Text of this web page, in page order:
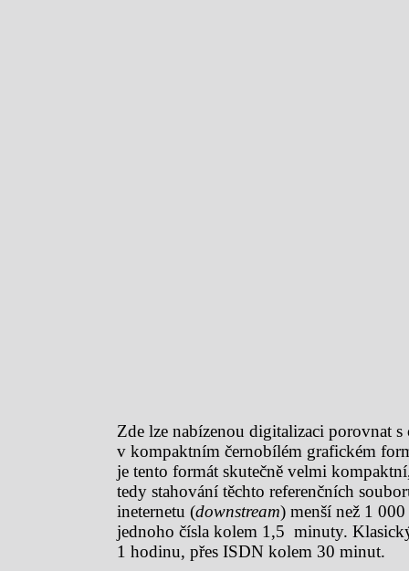
Zde lze nabízenou digitalizaci porovnat
v kompaktním černobílém grafickém
je tento formát skutečně velmi
tedy stahování těchto referenčních
ineternetu (downstream) menší než 1
jednoho čísla kolem 1,5 minuty.
1 hodinu, přes ISDN kolem 30 minut.